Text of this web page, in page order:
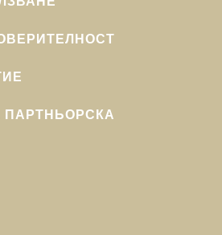
ПАРТНЬОРСКА